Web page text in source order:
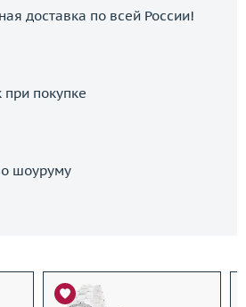
доставка по всей России!
покупке
шоуруму